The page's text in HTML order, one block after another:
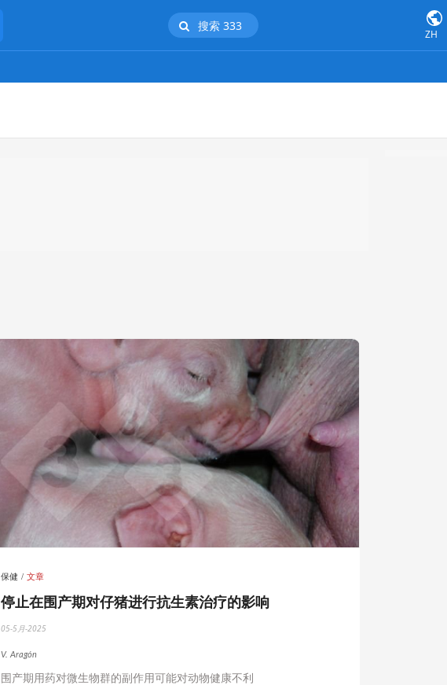
搜索 333
ZH
保健 文章
停止在围产期对仔猪进行抗生素治疗的影响
05-5月-2025
V. Aragón
围产期用药对微生物群的副作用可能对动物健康不利